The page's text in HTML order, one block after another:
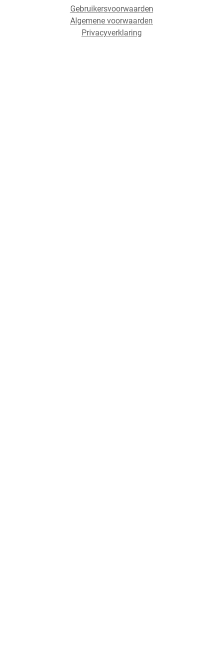
Gebruikersvoorwaarden
Algemene voorwaarden
Privacyverklaring